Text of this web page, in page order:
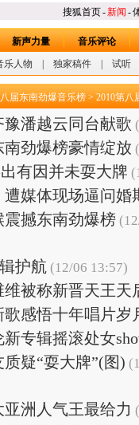
搜狐首页-新闻 -
新声力量
音乐评论
乐人物 独家稿件 试听
届东南劲爆音乐榜 > 2010第八
潘越云同台献歌
南劲爆榜豪情绽放
有因并未耍大牌
媒体现场逼问婚
撼东南劲爆榜
护航 (12/06 13:57)
被称新晋天王天
感悟十年唱片岁
专辑摇滚处女
疑“耍大牌”(图)
洲人气王最给力